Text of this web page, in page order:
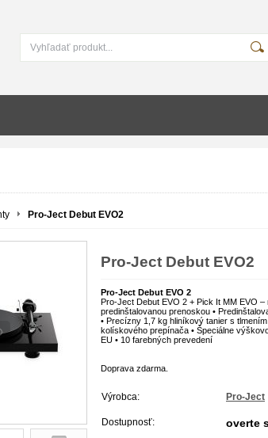
Pro-Ject Debut EVO2
Pro-Ject Debut EVO2
Pro-Ject Debut EVO 2
Pro-Ject Debut EVO 2 + Pick It MM EVO
predinštalovanou prenoskou •
• Precízny 1,7 kg hliníkový tanier s
kolískového prepínača • Špeciálne
EU • 10 farebných prevedení
Doprava zdarma.
Výrobca: Pro-Ject
Dostupnosť: overte